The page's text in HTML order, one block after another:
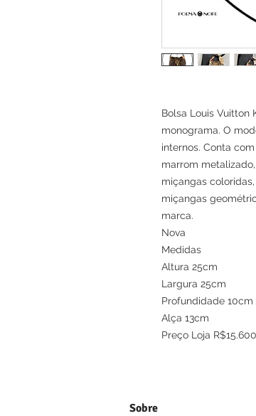
Bolsa Louis Vuitton
monograma. O
internos. Conta
marrom
miçangas
miçangas
marca.
Nova
Medidas
Altura 25cm
Largura 25cm
Profundidade 10cm
Alça 13cm
Preço Loja R$15.600
Sobre